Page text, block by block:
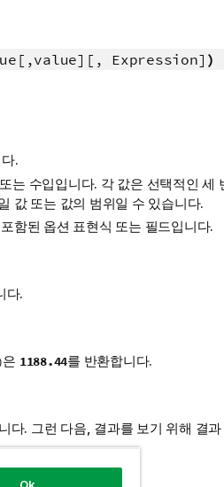
Expression] )
.
는 수입입니다. 각 값은 선택적인 세
값 또는 값의 범위일 수 있습니다.
함된 옵션 표현식 또는 필드입니다.
다.
은 1188.44를 반환합니다.
다. 그런 다음, 결과를 보기 위해 결